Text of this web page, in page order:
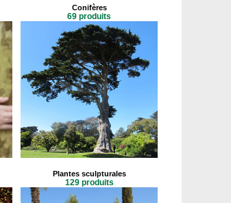
Conifères
69 produits
Plantes sculpturales
129 produits